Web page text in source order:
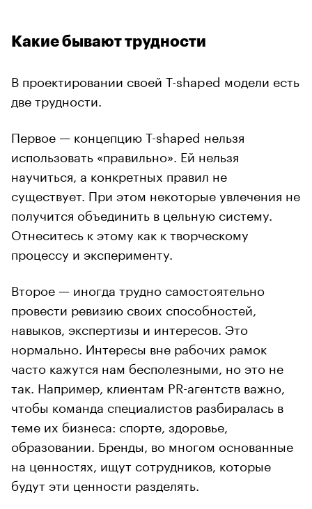
Какие бывают трудности
В проектировании своей T-shaped модели есть
две трудности.
Первое — концепцию T-shaped нельзя
использовать «правильно». Ей нельзя
научиться, а конкретных правил не
существует. При этом некоторые увлечения не
получится объединить в цельную систему.
Отнеситесь к этому как к творческому
процессу и эксперименту.
Второе — иногда трудно самостоятельно
провести ревизию своих способностей,
навыков, экспертизы и интересов. Это
нормально. Интересы вне рабочих рамок
часто кажутся нам бесполезными, но это не
так. Например, клиентам PR-агентств важно,
чтобы команда специалистов разбиралась в
теме их бизнеса: спорте, здоровье,
образовании. Бренды, во многом основанные
на ценностях, ищут сотрудников, которые
будут эти ценности разделять.